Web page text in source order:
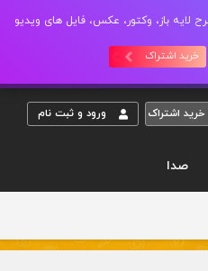
خرید اشتراک ماهیانه تا 600 طرح لایه باز، وکتور، عکس، فایل های ویدیو
خرید اشتراک
خريد اشتراک ورود و ثبت نام
صدا